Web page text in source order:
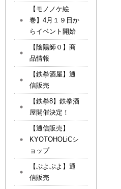
【モノノケ絵
巻】4月１９日か
らイベント開始
【陰陽師０】商
品情報
【鉄拳酒屋】通
信販売
【鉄拳8】鉄拳酒
屋開催決定！
【通信販売】
KYOTOHOLiCシ
ョップ
【ぷよぷよ】通
信販売